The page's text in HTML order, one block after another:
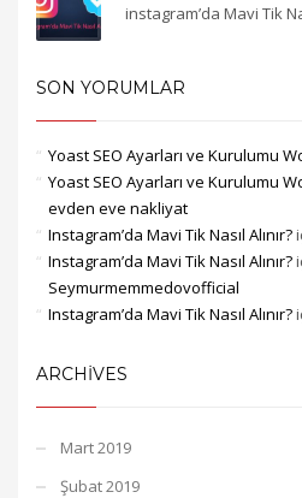
instagram’da Mavi Tik
SON YORUMLAR
Yoast SEO Ayarları ve Kurulumu
Yoast SEO Ayarları ve Kurulumu
evden eve nakliyat
Instagram’da Mavi Tik Nasıl Alınır?
Instagram’da Mavi Tik Nasıl Alınır?
Seymurmemmedovofficial
Instagram’da Mavi Tik Nasıl Alınır?
ARCHIVES
Mart 2019
Şubat 2019